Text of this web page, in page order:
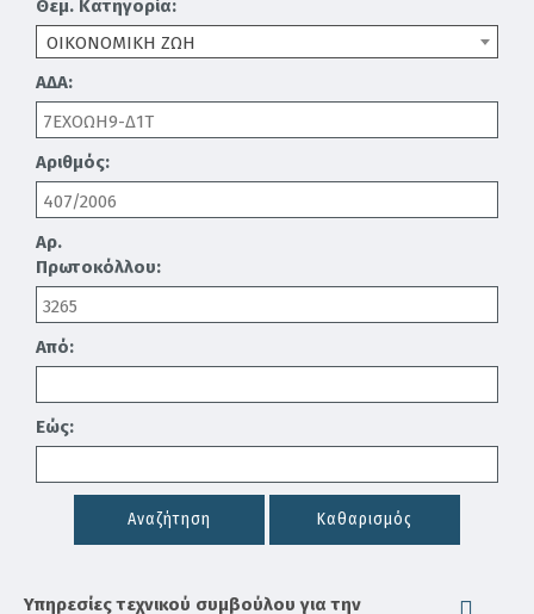
Θεμ. Κατηγορία:
ΟΙΚΟΝΟΜΙΚΗ ΖΩΗ
ΑΔΑ:
Αριθμός:
Αρ.
Πρωτοκόλλου:
Από:
Εώς:
Αναζήτηση Καθαρισμός
Υπηρεσίες τεχνικού συμβούλου για την